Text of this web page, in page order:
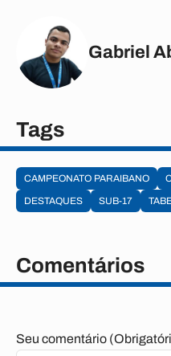
Gabriel
Tags
CAMPEONATO PARAIBANO
DESTAQUES
SUB-17
Comentários
Seu comentário